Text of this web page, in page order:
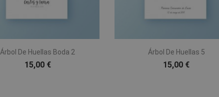
Vista rápida
Árbol De Huellas Boda 2
15,00 €
Vista rápida
Árbol De Huellas 5
15,00 €